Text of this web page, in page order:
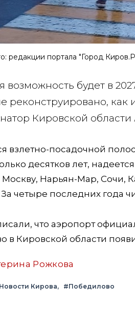
редакции портала "Город
возможность будет в
реконструировано, как
Кировской
взлетно-посадочной
десятков лет,
Москву, Нарьян-Мар, Сочи,
За четыре последних года
что аэропорт
в Кировской области
Рожкова
Кирова #Победилово